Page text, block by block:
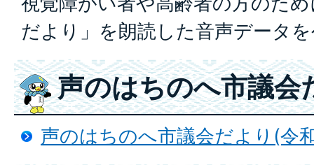
だより」を朗読した音声データ
声のはちのへ市議会
声のはちのへ市議会だより(令